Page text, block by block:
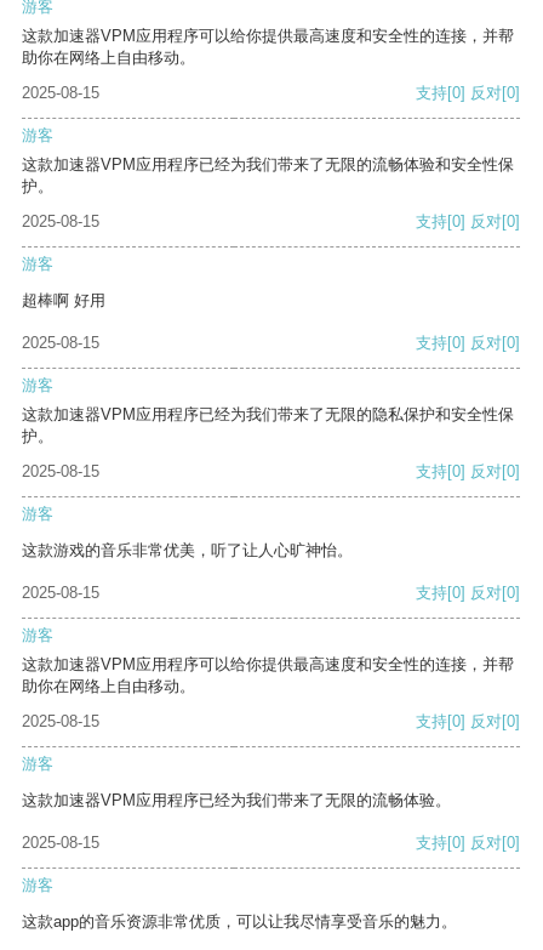
游客
这款加速器VPM应用程序可以给你提供最高速度和安全性的连接，并帮
助你在网络上自由移动。
2025-08-15
支持[0] 反对[0]
游客
这款加速器VPM应用程序已经为我们带来了无限的流畅体验和安全性保
护。
2025-08-15
支持[0] 反对[0]
游客
超棒啊 好用
2025-08-15 支持[0] 反对[0]
游客
这款加速器VPM应用程序已经为我们带来了无限的隐私保护和安全性保
护。
2025-08-15
支持[0] 反对[0]
游客
这款游戏的音乐非常优美，听了让人心旷神怡。
2025-08-15 支持[0] 反对[0]
游客
这款加速器VPM应用程序可以给你提供最高速度和安全性的连接，并帮
助你在网络上自由移动。
2025-08-15
支持[0] 反对[0]
游客
这款加速器VPM应用程序已经为我们带来了无限的流畅体验。
2025-08-15 支持[0] 反对[0]
游客
这款app的音乐资源非常优质，可以让我尽情享受音乐的魅力。